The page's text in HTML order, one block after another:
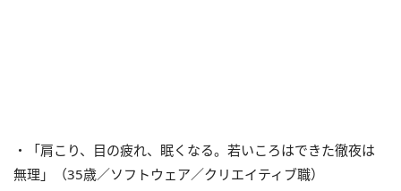
・「肩こり、目の疲れ、眠くなる。若いころはできた徹夜は
無理」（35歳／ソフトウェア／クリエイティブ職）